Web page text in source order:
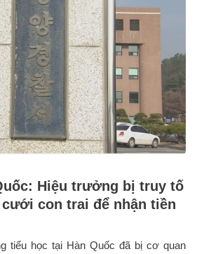
Hiệu trưởng bị truy tố
con trai để nhận tiền
tiểu học tại Hàn Quốc đã bị cơ quan